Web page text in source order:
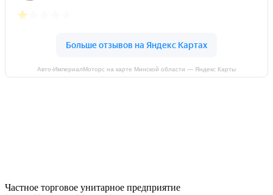
Авто-ИмпериалМоторс на карте Минской области — Яндекс Карты
Частное торговое унитарное предприятие